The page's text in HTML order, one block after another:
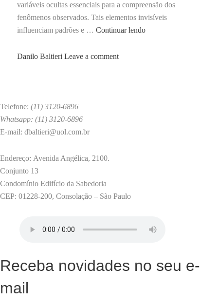
variáveis ocultas essenciais para a compreensão dos
fenômenos observados. Tais elementos invisíveis
influenciam padrões e … Continuar lendoA
by
Danilo Baltieri Leave a comment
Telefone: (11) 3120-6896
Whatsapp: (11) 3120-6896
E-mail: dbaltieri@uol.com.br
Endereço: Avenida Angélica, 2100.
Conjunto 13
Condomínio Edifício da Sabedoria
CEP: 01228-200, Consolação – São Paulo
Receba novidades no seu e-
mail